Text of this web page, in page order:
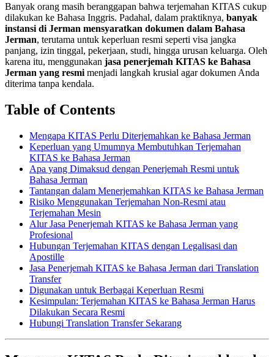
Banyak orang masih beranggapan bahwa terjemahan KITAS cukup
dilakukan ke Bahasa Inggris. Padahal, dalam praktiknya, banyak
instansi di Jerman mensyaratkan dokumen dalam Bahasa
Jerman, terutama untuk keperluan resmi seperti visa jangka
panjang, izin tinggal, pekerjaan, studi, hingga urusan keluarga. Oleh
karena itu, menggunakan jasa penerjemah KITAS ke Bahasa
Jerman yang resmi menjadi langkah krusial agar dokumen Anda
diterima tanpa kendala.
Table of Contents
Mengapa KITAS Perlu Diterjemahkan ke Bahasa Jerman
Keperluan yang Umumnya Membutuhkan Terjemahan
KITAS ke Bahasa Jerman
Apa yang Dimaksud dengan Penerjemah Resmi untuk
Bahasa Jerman
Tantangan dalam Menerjemahkan KITAS ke Bahasa Jerman
Risiko Menggunakan Terjemahan Non-Resmi atau
Terjemahan Mesin
Alur Jasa Penerjemah KITAS ke Bahasa Jerman yang
Profesional
Hubungan Terjemahan KITAS dengan Legalisasi dan
Apostille
Jasa Penerjemah KITAS ke Bahasa Jerman dari Translation
Transfer
Digunakan untuk Berbagai Keperluan Resmi
Kesimpulan: Terjemahan KITAS ke Bahasa Jerman Harus
Dilakukan Secara Resmi
Hubungi Translation Transfer Sekarang